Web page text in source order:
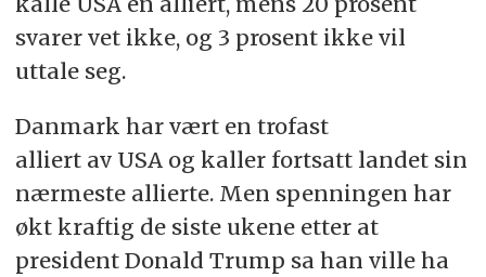
svarer vet ikke, og 3 prosent ikke vil
uttale seg.
Danmark har vært en trofast
alliert av USA og kaller fortsatt landet sin
nærmeste allierte. Men spenningen har
økt kraftig de siste ukene etter at
president Donald Trump sa han ville ha